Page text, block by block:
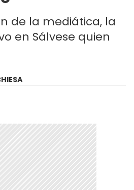
de la mediática, la
en Sálvese quien